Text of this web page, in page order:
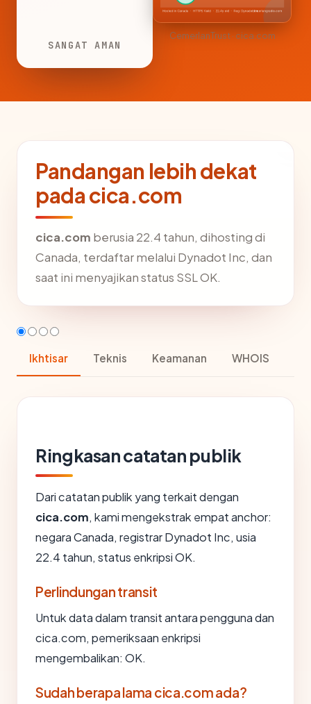
SANGAT AMAN
CemerlanTrust · cica.com
Pandangan lebih dekat
pada cica.com
cica.com berusia 22.4 tahun, dihosting di
Canada, terdaftar melalui Dynadot Inc, dan
saat ini menyajikan status SSL OK.
Ikhtisar Teknis Keamanan WHOIS
Ringkasan catatan publik
Dari catatan publik yang terkait dengan
cica.com, kami mengekstrak empat anchor:
negara Canada, registrar Dynadot Inc, usia
22.4 tahun, status enkripsi OK.
Perlindungan transit
Untuk data dalam transit antara pengguna dan
cica.com, pemeriksaan enkripsi
mengembalikan: OK.
Sudah berapa lama cica.com ada?